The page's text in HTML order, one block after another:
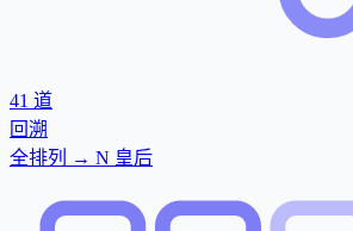
41 道
回溯
全排列 → N 皇后